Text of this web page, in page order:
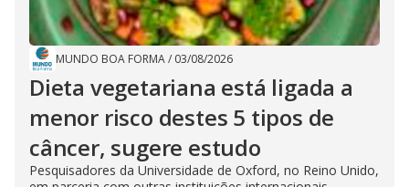
MUNDO BOA FORMA/ 03/08/2026
Dieta vegetariana está ligada a
menor risco destes 5 tipos de
câncer, sugere estudo
Pesquisadores da Universidade de Oxford, no Reino Unido,